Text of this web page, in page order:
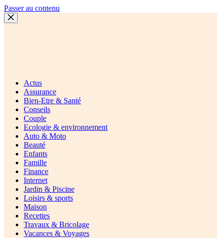
Passer au contenu
Actus
Assurance
Bien-Etre & Santé
Conseils
Couple
Ecologie & environnement
Auto & Moto
Beauté
Enfants
Famille
Finance
Internet
Jardin & Piscine
Loisirs & sports
Maison
Recettes
Travaux & Bricolage
Vacances & Voyages